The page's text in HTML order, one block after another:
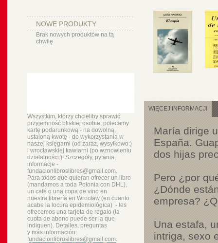
NOWE PRODUKTY
Brak nowych produktów na tą
chwilę
Wszystkim, którzy chcieliby sprawić
przyjemność bliskiej osobie, polecamy
kartę podarunkową - na dowolną,
ustaloną kwotę - do wykorzystania w
naszej księgarni (od zaraz, wysyłkowo:)
i wrocławskiej kawiarni (po wznowieniu
działalności:)! Szczegóły, pytania,
informacje -
fundacionlibroslibres@gmail.com.
Para todos que quieran ofrecer un libro
(mandamos a toda Polonia con DHL),
un café o una copa de vino en
nuestra libreríaen Wrocław (en cuanto
acabe la locura epidemiológica) - les
ofrecemos una tarjeta de regalo (la
cuota de abono puede ser la que
indiquen). Detalles, preguntas
y másinformación:
fundacionlibroslibres@gmail.com.
WIĘCEJ INFORMACJI
María dirige
España.
dos hijas
Pero ¿por
¿Dónde
empresa?
Una estafa,
intriga, sexo